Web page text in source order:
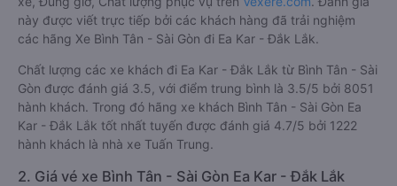
này được viết trực tiếp bởi các khách hàng đã trải nghiệm
các hãng Xe Bình Tân - Sài Gòn đi Ea Kar - Đắk Lắk.
Chất lượng các xe khách đi Ea Kar - Đắk Lắk từ Bình Tân - Sài
Gòn được đánh giá 3.5, với điểm trung bình là 3.5/5 bởi 8051
hành khách. Trong đó hãng xe khách Bình Tân - Sài Gòn Ea
Kar - Đắk Lắk tốt nhất tuyến được đánh giá 4.7/5 bởi 1222
hành khách là nhà xe Tuấn Trung.
2. Giá vé xe Bình Tân - Sài Gòn Ea Kar - Đắk Lắk